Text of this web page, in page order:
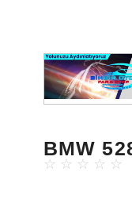
BMW
☆ ☆ ☆ ☆ ☆